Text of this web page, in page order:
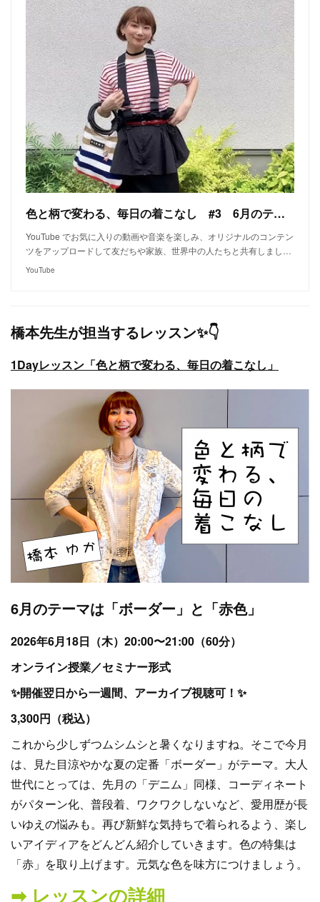
色と柄で変わる、毎日の着こなし #3 6月のテーマは「ボーダー」と「赤色」
YouTube でお気に入りの動画や音楽を楽しみ、オリジナルのコンテン
ツをアップロードして友だちや家族、世界中の人たちと共有しまし…
YouTube
橋本先生が担当するレッスン✨👇
1Dayレッスン「色と柄で変わる、毎日の着こなし」
6月のテーマは「ボーダー」と「赤色」
2026年6月18日（木）20:00〜21:00（60分）
オンライン授業／セミナー形式
✨開催翌日から一週間、アーカイブ視聴可！✨
3,300円（税込）
これから少しずつムシムシと暑くなりますね。そこで今月
は、見た目涼やかな夏の定番「ボーダー」がテーマ。大人
世代にとっては、先月の「デニム」同様、コーディネート
がパターン化、普段着、ワクワクしないなど、愛用歴が長
いゆえの悩みも。再び新鮮な気持ちで着られるよう、楽し
いアイディアをどんどん紹介していきます。色の特集は
「赤」を取り上げます。元気な色を味方につけましょう。
➡︎ レッスンの詳細